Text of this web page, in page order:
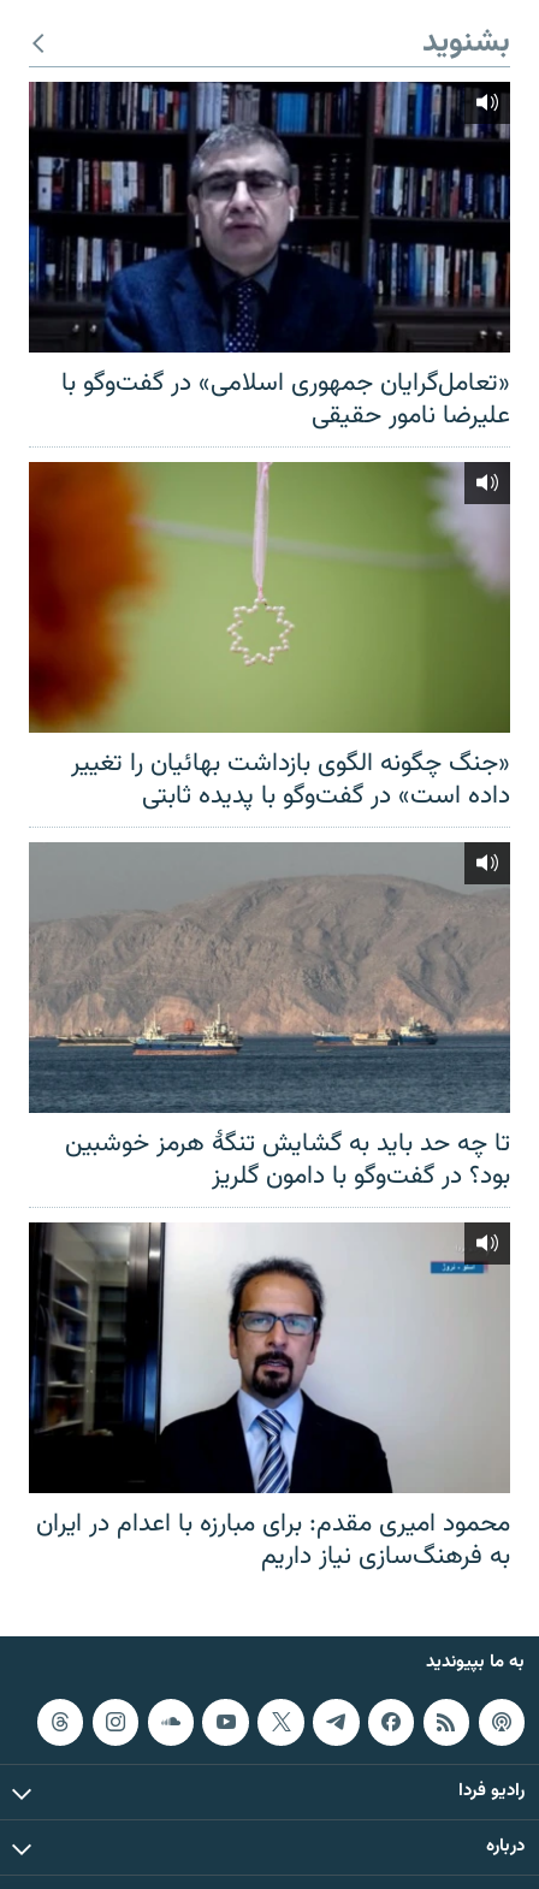
بشنوید
«تعامل‌گرایان جمهوری اسلامی» در گفت‌وگو با
علیرضا نامور حقیقی
«جنگ چگونه الگوی بازداشت بهائیان را تغییر
داده است» در گفت‌وگو با پدیده ثابتی
تا چه حد باید به گشایش تنگهٔ هرمز خوشبین
بود؟ در گفت‌وگو با دامون گلریز
محمود امیری مقدم: برای مبارزه با اعدام در ایران
به فرهنگ‌سازی نیاز داریم
به ما بپیوندید
رادیو فردا
درباره